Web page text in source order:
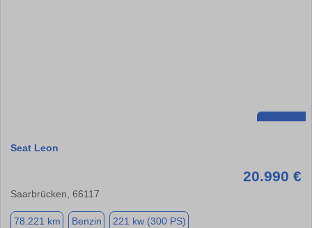
Seat Leon
20.990 €
Saarbrücken, 66117
78.221 km Benzin 221 kw (300 PS)